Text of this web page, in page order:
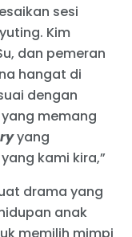
sesi
Kim
dan pemeran
hangat di
dengan
memang
yang
kami kira,”
drama yang
anak
memilih mimpi